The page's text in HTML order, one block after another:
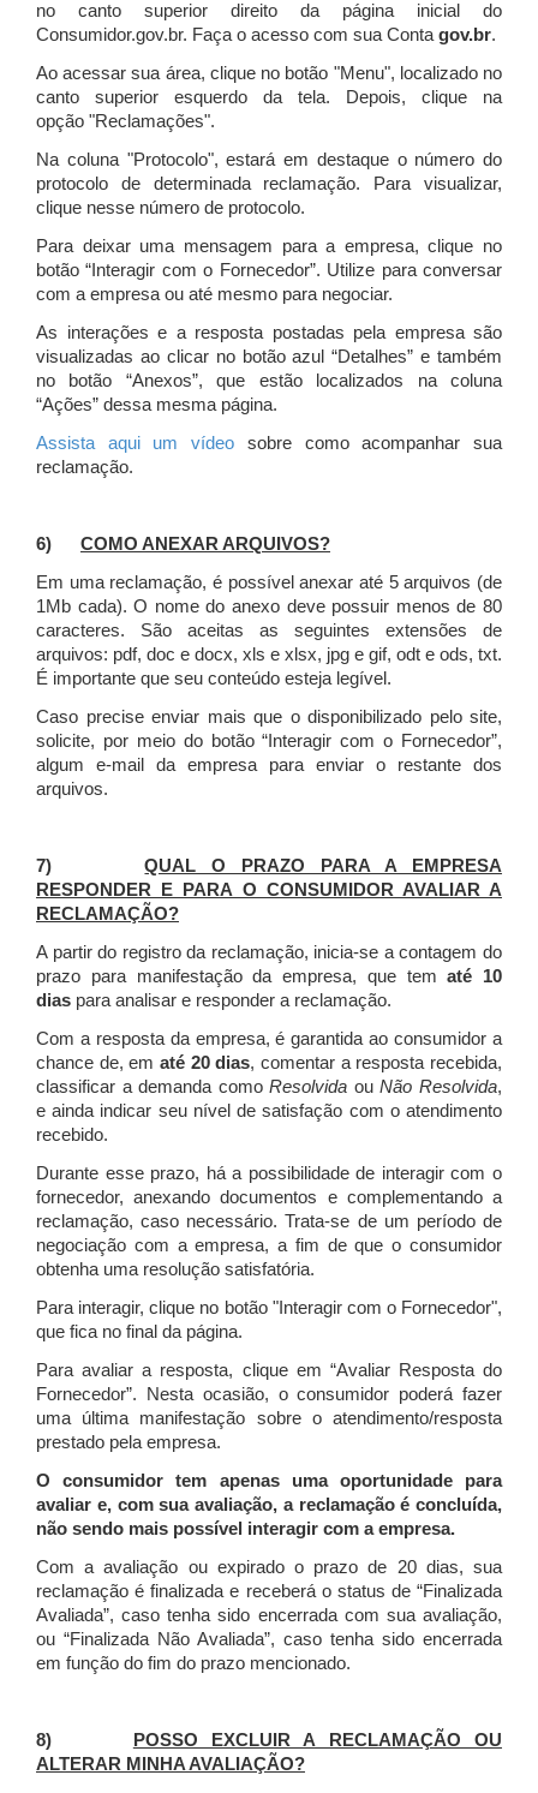
no canto superior direito da página inicial do
Consumidor.gov.br. Faça o acesso com sua Contagov.br.
Ao acessar sua área, clique no botão "Menu", localizado no
canto superior esquerdo da tela. Depois, clique na
opção "Reclamações".
Na coluna "Protocolo", estará em destaque o número do
protocolo de determinada reclamação. Para visualizar,
clique nesse número de protocolo.
Para deixar uma mensagem para a empresa, clique no
botão “Interagir com o Fornecedor”. Utilize para conversar
com a empresa ou até mesmo para negociar.
As interações e a resposta postadas pela empresa são
visualizadas ao clicar no botão azul “Detalhes” e também
no botão “Anexos”, que estão localizados na coluna
“Ações” dessa mesma página.
Assista aqui um vídeo sobre como acompanhar sua
reclamação.
6) COMO ANEXAR ARQUIVOS?
Em uma reclamação, é possível anexar até 5 arquivos (de
1Mb cada). O nome do anexo deve possuir menos de 80
caracteres. São aceitas as seguintes extensões de
arquivos: pdf, doc e docx, xls e xlsx, jpg e gif, odt e ods, txt.
É importante que seu conteúdo esteja legível.
Caso precise enviar mais que o disponibilizado pelo site,
solicite, por meio do botão “Interagir com o Fornecedor”,
algum e-mail da empresa para enviar o restante dos
arquivos.
7)QUAL O PRAZO PARA A EMPRESA
RESPONDER E PARA O CONSUMIDOR AVALIAR A
RECLAMAÇÃO?
A partir do registro da reclamação, inicia-se a contagem do
prazo para manifestação da empresa, que tematé 10
dias para analisar e responder a reclamação.
Com a resposta da empresa, é garantida ao consumidor a
chance de, em até 20 dias, comentar a resposta recebida,
classificar a demanda comoResolvida ouNão Resolvida,
e ainda indicar seu nível de satisfação com o atendimento
recebido.
Durante esse prazo, há a possibilidade de interagir com o
fornecedor, anexando documentos e complementando a
reclamação, caso necessário.Trata-se de um período de
negociação com a empresa, a fim de que o consumidor
obtenha uma resolução satisfatória.
Para interagir, clique no botão "Interagir com o Fornecedor",
que fica no final da página.
Para avaliar a resposta, clique em “Avaliar Resposta do
Fornecedor”. Nesta ocasião, o consumidor poderá fazer
uma última manifestação sobre o atendimento/resposta
prestado pela empresa.
O consumidor tem apenas uma oportunidade para
avaliar e, com sua avaliação, a reclamação é concluída,
não sendo mais possível interagir com a empresa.
Com a avaliação ou expirado o prazo de 20 dias, sua
reclamação é finalizada e receberá o status de “Finalizada
Avaliada”, caso tenha sido encerrada com sua avaliação,
ou “Finalizada Não Avaliada”, caso tenha sido encerrada
em função do fim do prazo mencionado.
8)
POSSO EXCLUIR A RECLAMAÇÃO OU
ALTERAR MINHA AVALIAÇÃO?